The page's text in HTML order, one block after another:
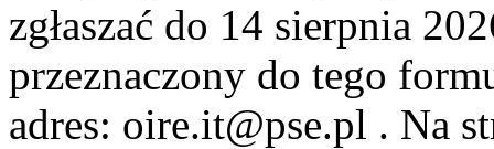
zgłaszać do 14 sierpnia
przeznaczony do tego
adres: oire.it@pse.pl . Na